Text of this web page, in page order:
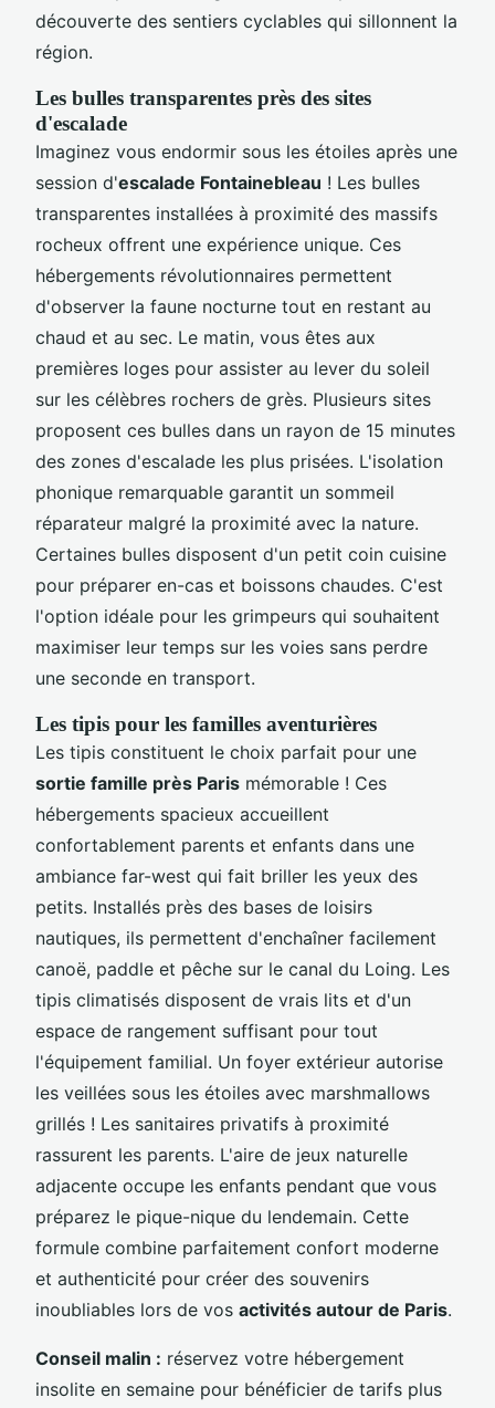
découverte des sentiers cyclables qui sillonnent la
région.
Les bulles transparentes près des sites
d'escalade
Imaginez vous endormir sous les étoiles après une
session d'escalade Fontainebleau ! Les bulles
transparentes installées à proximité des massifs
rocheux offrent une expérience unique. Ces
hébergements révolutionnaires permettent
d'observer la faune nocturne tout en restant au
chaud et au sec. Le matin, vous êtes aux
premières loges pour assister au lever du soleil
sur les célèbres rochers de grès. Plusieurs sites
proposent ces bulles dans un rayon de 15 minutes
des zones d'escalade les plus prisées. L'isolation
phonique remarquable garantit un sommeil
réparateur malgré la proximité avec la nature.
Certaines bulles disposent d'un petit coin cuisine
pour préparer en-cas et boissons chaudes. C'est
l'option idéale pour les grimpeurs qui souhaitent
maximiser leur temps sur les voies sans perdre
une seconde en transport.
Les tipis pour les familles aventurières
Les tipis constituent le choix parfait pour une
sortie famille près Paris mémorable ! Ces
hébergements spacieux accueillent
confortablement parents et enfants dans une
ambiance far-west qui fait briller les yeux des
petits. Installés près des bases de loisirs
nautiques, ils permettent d'enchaîner facilement
canoë, paddle et pêche sur le canal du Loing. Les
tipis climatisés disposent de vrais lits et d'un
espace de rangement suffisant pour tout
l'équipement familial. Un foyer extérieur autorise
les veillées sous les étoiles avec marshmallows
grillés ! Les sanitaires privatifs à proximité
rassurent les parents. L'aire de jeux naturelle
adjacente occupe les enfants pendant que vous
préparez le pique-nique du lendemain. Cette
formule combine parfaitement confort moderne
et authenticité pour créer des souvenirs
inoubliables lors de vos activités autour de Paris.
Conseil malin : réservez votre hébergement
insolite en semaine pour bénéficier de tarifs plus